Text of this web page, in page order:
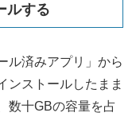
ルする
ル済みアプリ」から
ンストールしたまま
数十GBの容量を占